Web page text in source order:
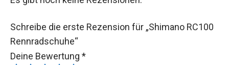
Schreibe die erste Rezension für „Shimano RC100
Rennradschuhe“
Deine Bewertung *